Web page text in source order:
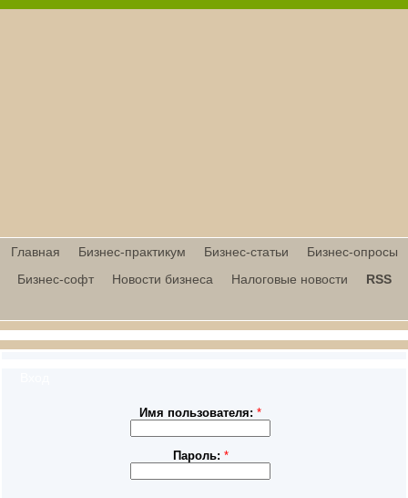
Главная Бизнес-практикум Бизнес-статьи
Бизнес-опросы
Бизнес-софт
Новости бизнеса Налоговые новости RSS
Имя пользователя:*
Пароль: *